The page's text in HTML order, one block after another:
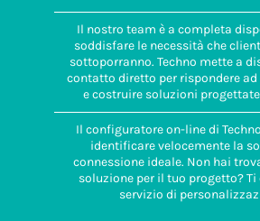
Il nostro team è a completa
soddisfare le necessità che
sottoporranno. Techno mette a
contatto diretto per rispondere ad
e costruire soluzioni
Il configuratore on-line di
identificare velocemente la
connessione ideale. Non hai
soluzione per il tuo progetto?
servizio di